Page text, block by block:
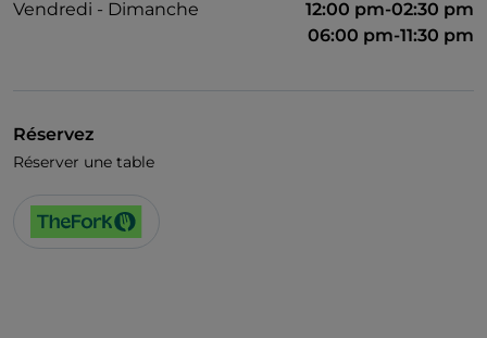
Vendredi - Dimanche
12:00 pm-02:30 pm
06:00 pm-11:30 pm
Réservez
Réserver une table